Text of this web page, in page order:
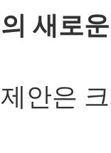
새로
안은